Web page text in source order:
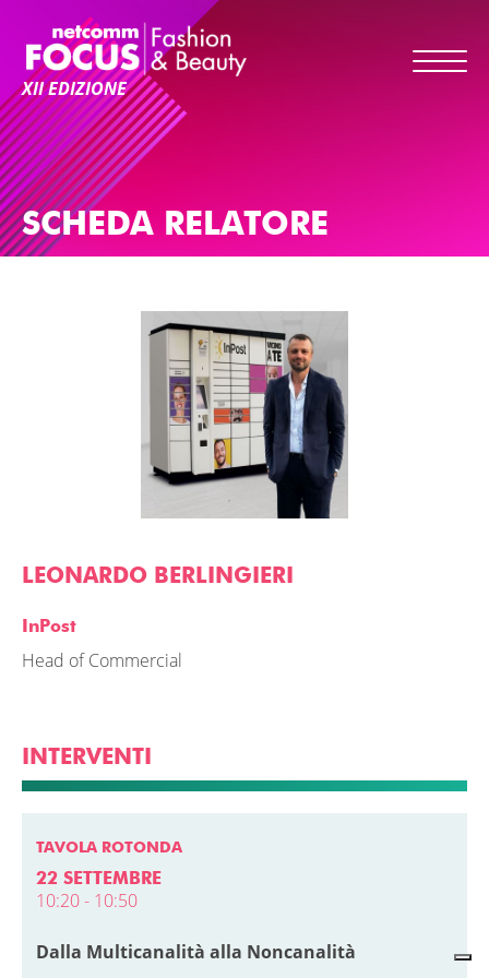
XII EDIZIONE
SCHEDA RELATORE
LEONARDO BERLINGIERI
InPost
Head of Commercial
INTERVENTI
TAVOLA ROTONDA
22 SETTEMBRE
10:20 - 10:50
Dalla Multicanalità alla Noncanalità